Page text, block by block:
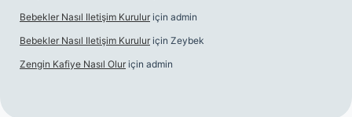
Bebekler Nasıl Iletişim Kurulur için admin
Bebekler Nasıl Iletişim Kurulur için Zeybek
Zengin Kafiye Nasıl Olur için admin